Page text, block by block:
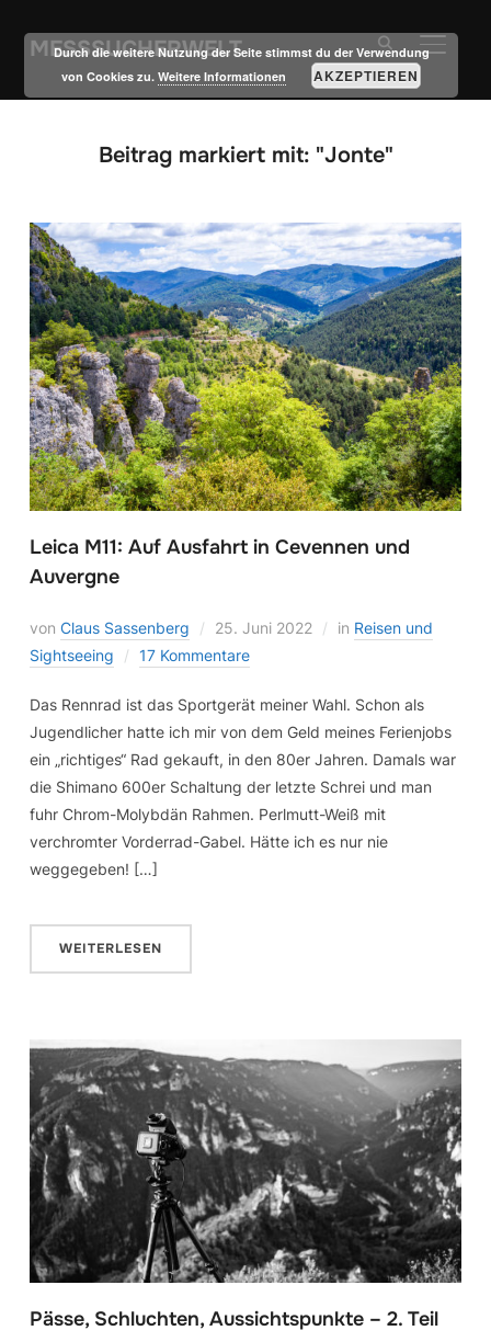
MESSSUCHERWELT
Beitrag markiert mit: "Jonte"
Leica M11: Auf Ausfahrt in Cevennen und
Auvergne
von Claus Sassenberg 25. Juni 2022 in Reisen und
Sightseeing
17 Kommentare
Das Rennrad ist das Sportgerät meiner Wahl. Schon als
Jugendlicher hatte ich mir von dem Geld meines Ferienjobs
ein „richtiges“ Rad gekauft, in den 80er Jahren. Damals war
die Shimano 600er Schaltung der letzte Schrei und man
fuhr Chrom-Molybdän Rahmen. Perlmutt-Weiß mit
verchromter Vorderrad-Gabel. Hätte ich es nur nie
weggegeben! […]
WEITERLESEN
Pässe, Schluchten, Aussichtspunkte – 2. Teil
Durch die weitere Nutzung der Seite stimmst du der Verwendung
von Cookies zu.Weitere Informationen AKZEPTIEREN